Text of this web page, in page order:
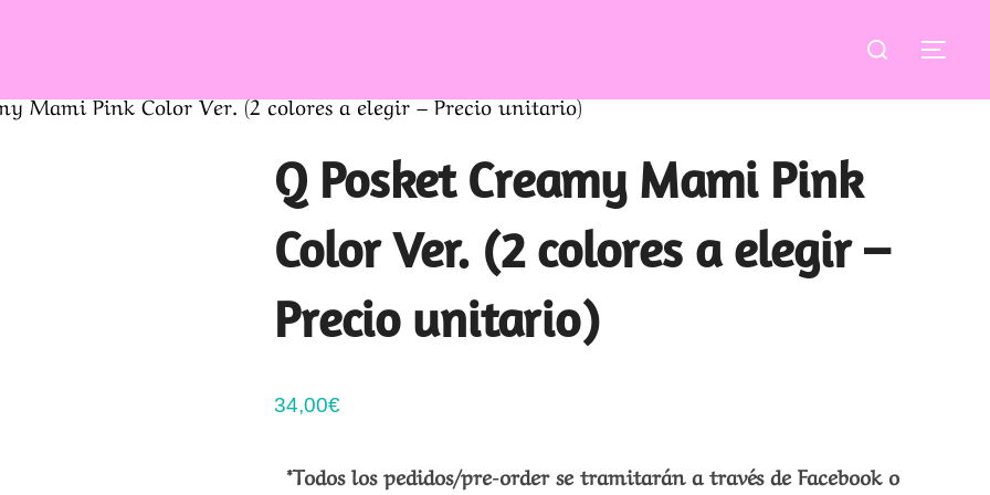
Buscar:
Mami Pink Color Ver. (2 colores a elegir – Precio unitario)
Q Posket Creamy Mami Pink
Color Ver. (2 colores a elegir –
Precio unitario)
34,00€
*Todos los pedidos/pre-order se tramitarán a través de Facebook o